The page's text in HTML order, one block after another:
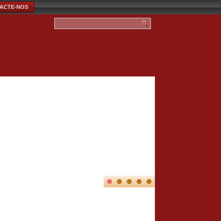
NOS